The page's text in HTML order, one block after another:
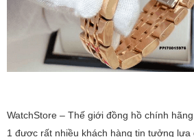
WatchStore – Thế giới đồng hồ chính
1 được rất nhiều khách hàng tin tưởng lựa